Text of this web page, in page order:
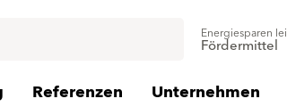
Energiesparen
Fördermittel
Referenzen Unternehmen